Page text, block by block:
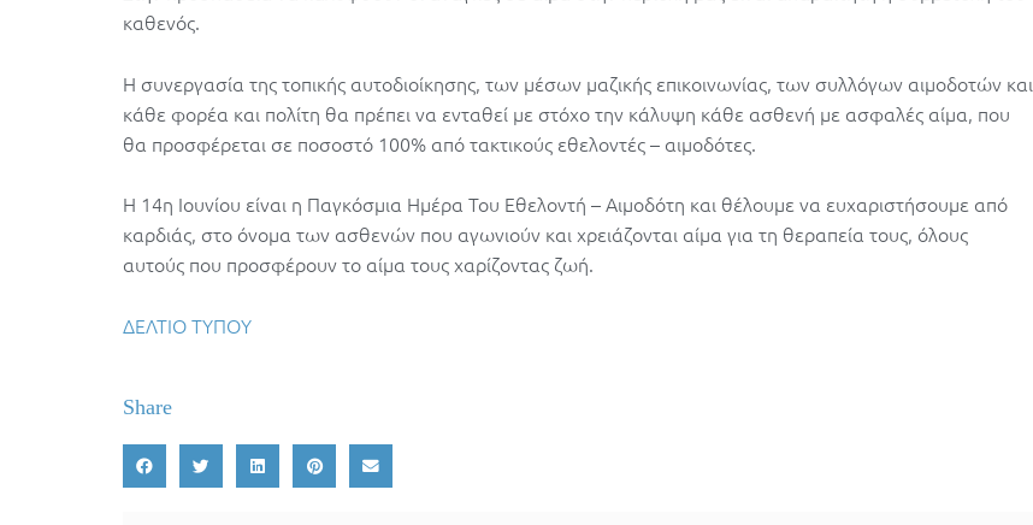
καθενός.
Η συνεργασία της τοπικής αυτοδιοίκησης, των μέσων μαζικής επικοινωνίας, των συλλόγων αιμοδοτών και
κάθε φορέα και πολίτη θα πρέπει να ενταθεί με στόχο την κάλυψη κάθε ασθενή με ασφαλές αίμα, που
θα προσφέρεται σε ποσοστό 100% από τακτικούς εθελοντές – αιμοδότες.
Η 14η Ιουνίου είναι η Παγκόσμια Ημέρα Του Εθελοντή – Αιμοδότη και θέλουμε να ευχαριστήσουμε από
καρδιάς, στο όνομα των ασθενών που αγωνιούν και χρειάζονται αίμα για τη θεραπεία τους, όλους
αυτούς που προσφέρουν το αίμα τους χαρίζοντας ζωή.
ΔΕΛΤΙΟ ΤΥΠΟΥ
Share